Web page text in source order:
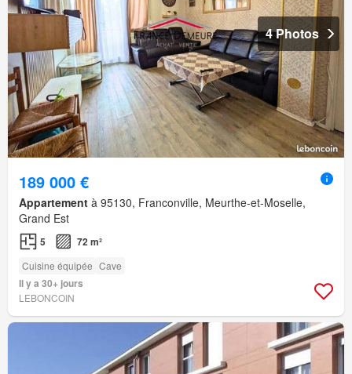
4 Photos
189 000 €
Appartement à 95130, Franconville, Meurthe-et-Moselle,
Grand Est
5 72 m²
Cuisine équipée Cave
Il y a 30+ jours
LEBONCOIN